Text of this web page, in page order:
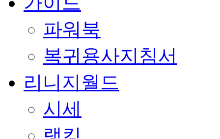
파워북
복귀용사지침서
리니지월드
시세